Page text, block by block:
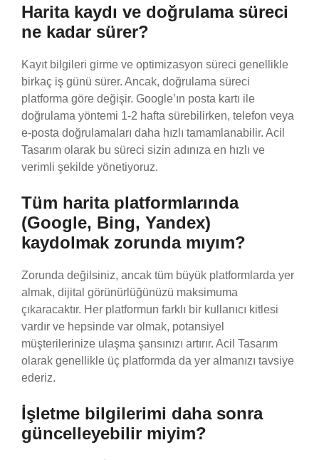
Harita kaydı ve doğrulama süreci
ne kadar sürer?
Kayıt bilgileri girme ve optimizasyon süreci genellikle
birkaç iş günü sürer. Ancak, doğrulama süreci
platforma göre değişir. Google’ın posta kartı ile
doğrulama yöntemi 1-2 hafta sürebilirken, telefon veya
e-posta doğrulamaları daha hızlı tamamlanabilir. Acil
Tasarım olarak bu süreci sizin adınıza en hızlı ve
verimli şekilde yönetiyoruz.
Tüm harita platformlarında
(Google, Bing, Yandex)
kaydolmak zorunda mıyım?
Zorunda değilsiniz, ancak tüm büyük platformlarda yer
almak, dijital görünürlüğünüzü maksimuma
çıkaracaktır. Her platformun farklı bir kullanıcı kitlesi
vardır ve hepsinde var olmak, potansiyel
müşterilerinize ulaşma şansınızı artırır. Acil Tasarım
olarak genellikle üç platformda da yer almanızı tavsiye
ederiz.
İşletme bilgilerimi daha sonra
güncelleyebilir miyim?